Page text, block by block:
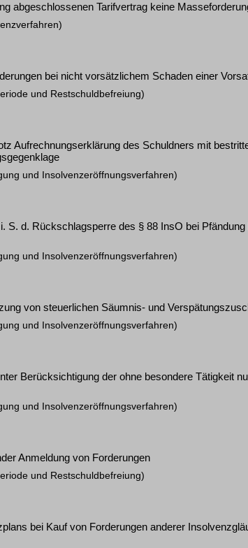
abgeschlossenen Tarifvertrag keine
bei nicht vorsätzlichem Schaden einer
und Restschuldbefreiung)
Aufrechnungserklärung des Schuldners mit
und Insolvenzeröffnungsverfahren)
S. d. Rückschlagsperre des § 88 InsO bei
und Insolvenzeröffnungsverfahren)
von steuerlichen Säumnis- und
und Insolvenzeröffnungsverfahren)
Berücksichtigung der ohne besondere Tätigkeit
und Insolvenzeröffnungsverfahren)
Anmeldung von Forderungen
und Restschuldbefreiung)
bei Kauf von Forderungen anderer